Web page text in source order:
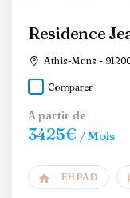
Residence
Athis-Mons -
Comparer
A partir de
3425€ / Mois
EHPAD